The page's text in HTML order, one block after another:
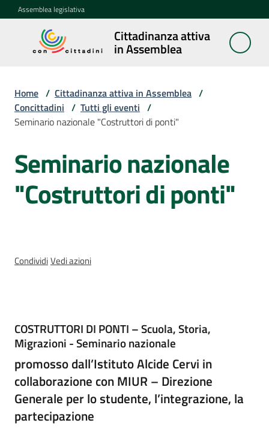
Vai al contenuto
Vai alla navigazione
Vai al footer
Assemblea legislativa
Cittadinanza attiva
in Assemblea
Cittadinanza
attiva in
Concittadini
Porte
aperte
in
Assemblea
Seguici
su
Home / Cittadinanza attiva in Assemblea /
Concittadini / Tutti gli eventi /
Seminario nazionale "Costruttori di ponti"
Salta al contenuto
Seminario nazionale
"Costruttori di ponti"
CondividiVedi azioni
Cos'è
COSTRUTTORI DI PONTI – Scuola, Storia,
Migrazioni - Seminario nazionale
promosso dall’Istituto Alcide Cervi in
collaborazione conMIUR – Direzione
Generale per lo studente, l’integrazione, la
partecipazione